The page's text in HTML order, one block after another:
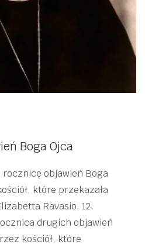
Boga Ojca
objawień Boga
które przekazała
Ravasio. 12.
drugich objawień
kościół, które